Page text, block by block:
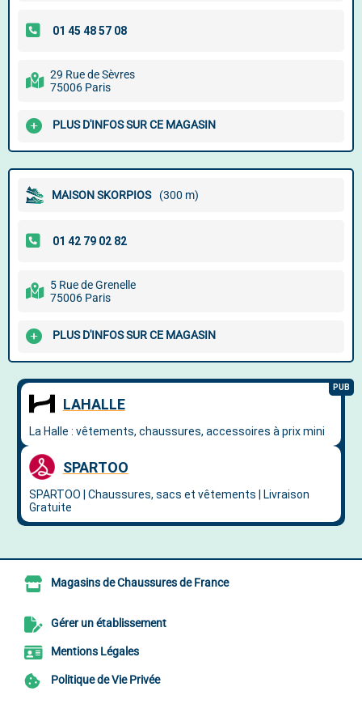
29 Rue de Sèvres
75006 Paris
PLUS D'INFOS SUR CE MAGASIN
MAISON SKORPIOS (300 m)
5 Rue de Grenelle
75006 Paris
PLUS D'INFOS SUR CE MAGASIN
Magasins de Chaussures de France
Gérer un établissement
Mentions Légales
Politique de Vie Privée